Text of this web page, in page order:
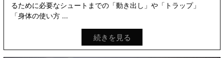
るために必要なシュートまでの「動き出し」や「トラップ」
「身体の使い方 ...
続きを見る